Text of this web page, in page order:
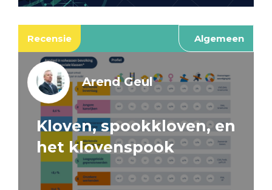
Recensie Algemeen
Arend Geul
Kloven, spookkloven, en
het klovenspook